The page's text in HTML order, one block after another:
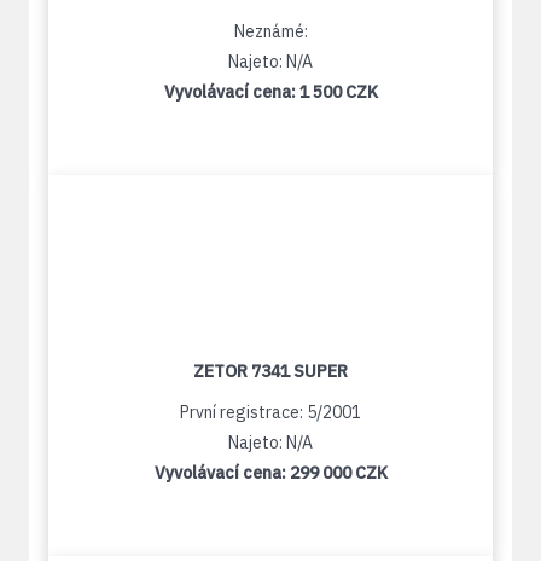
Neznámé:
Najeto: N/A
Vyvolávací cena:1 500 CZK
ZETOR 7341 SUPER
První registrace: 5/2001
Najeto: N/A
Vyvolávací cena: 299 000 CZK